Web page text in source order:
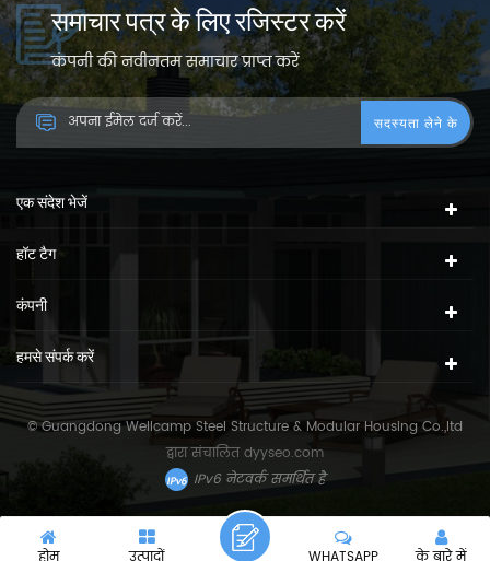
समाचार पत्र के लिए रजिस्टर करें
कंपनी की नवीनतम समाचार प्राप्त करें
एक संदेश भेजें
हॉट टैग
कंपनी
हमसे संपर्क करें
© Guangdong Wellcamp Steel Structure & Modular Housing Co.,ltd
द्वारा संचालितdyyseo.com
IPv6 नेटवर्क समर्थित है